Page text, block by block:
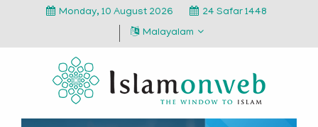
Monday, 10 August 2026
24 Safar 1448
Malayalam